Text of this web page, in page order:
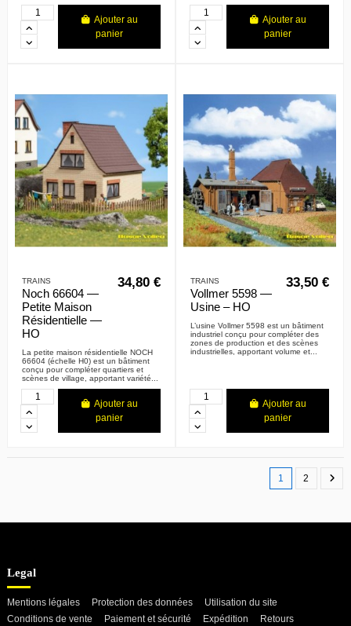
Ajouter au
panier
Ajouter au
panier
TRAINS
Noch 66604 —
Petite Maison
Résidentielle —
HO
34,80 €
La petite maison résidentielle NOCH
66604 (échelle H0) est un bâtiment
conçu pour compléter quartiers et
scènes de village, apportant variété...
Ajouter au
panier
TRAINS
Vollmer 5598 —
Usine – HO
33,50 €
L’usine Vollmer 5598 est un bâtiment
industriel conçu pour compléter des
zones de production et des scènes
industrielles, apportant volume et...
Ajouter au
panier
1 2
Legal
Mentions légales Protection des données
Utilisation du site
Conditions de vente
Paiement et sécurité Expédition Retours